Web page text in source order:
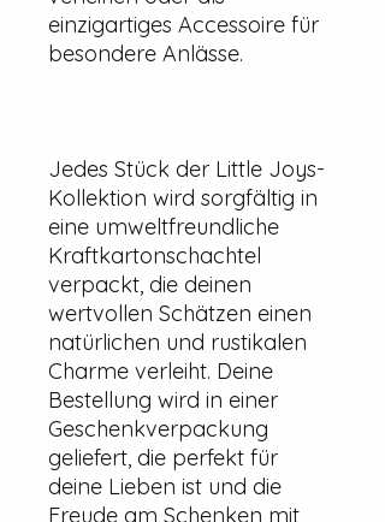
einzigartiges Accessoire für
besondere Anlässe.
Jedes Stück der Little Joys-
Kollektion wird sorgfältig in
eine umweltfreundliche
Kraftkartonschachtel
verpackt, die deinen
wertvollen Schätzen einen
natürlichen und rustikalen
Charme verleiht. Deine
Bestellung wird in einer
Geschenkverpackung
geliefert, die perfekt für
deine Lieben ist und die
Freude am Schenken mit